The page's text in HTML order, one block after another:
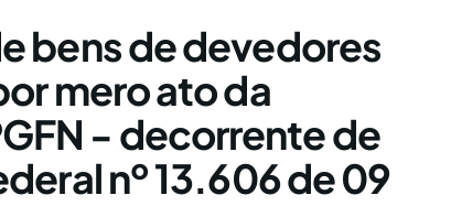
bens de devedores
mero ato da
- decorrente de
nº 13.606 de 09